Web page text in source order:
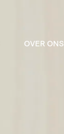
OVER ONS